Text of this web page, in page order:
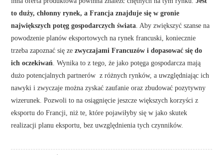
to duży, chłonny rynek, a Francja znajduje się w gronie
największych potęg gospodarczych świata. Aby zwiększyć szanse na
powodzenie planów eksportowych na rynek francuski, koniecznie
trzeba zapoznać się zezwyczajami Francuzów i dopasować się do
ich oczekiwań. Wynika to z tego, że jako potęga gospodarcza mają
dużo potencjalnych partnerów z różnych rynków, a uwzględniając ich
nawyki i zwyczaje można zyskać zaufanie oraz zbudować pozytywny
wizerunek. Pozwoli to na osiągnięcie jeszcze większych korzyści z
eksportu do Francji, niż te, które pojawiłyby się w jako skutek
realizacji planu eksportu, bez uwzględnienia tych czynników.